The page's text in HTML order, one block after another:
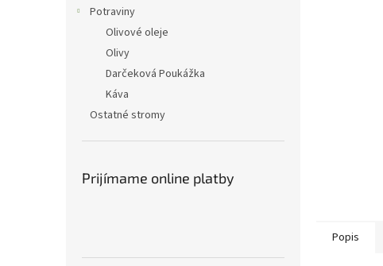
Potraviny
Olivové oleje
Olivy
Darčeková Poukážka
Káva
Ostatné stromy
Prijímame online platby
Popis